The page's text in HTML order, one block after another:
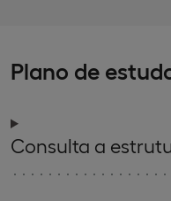
Plano de
Consulta a